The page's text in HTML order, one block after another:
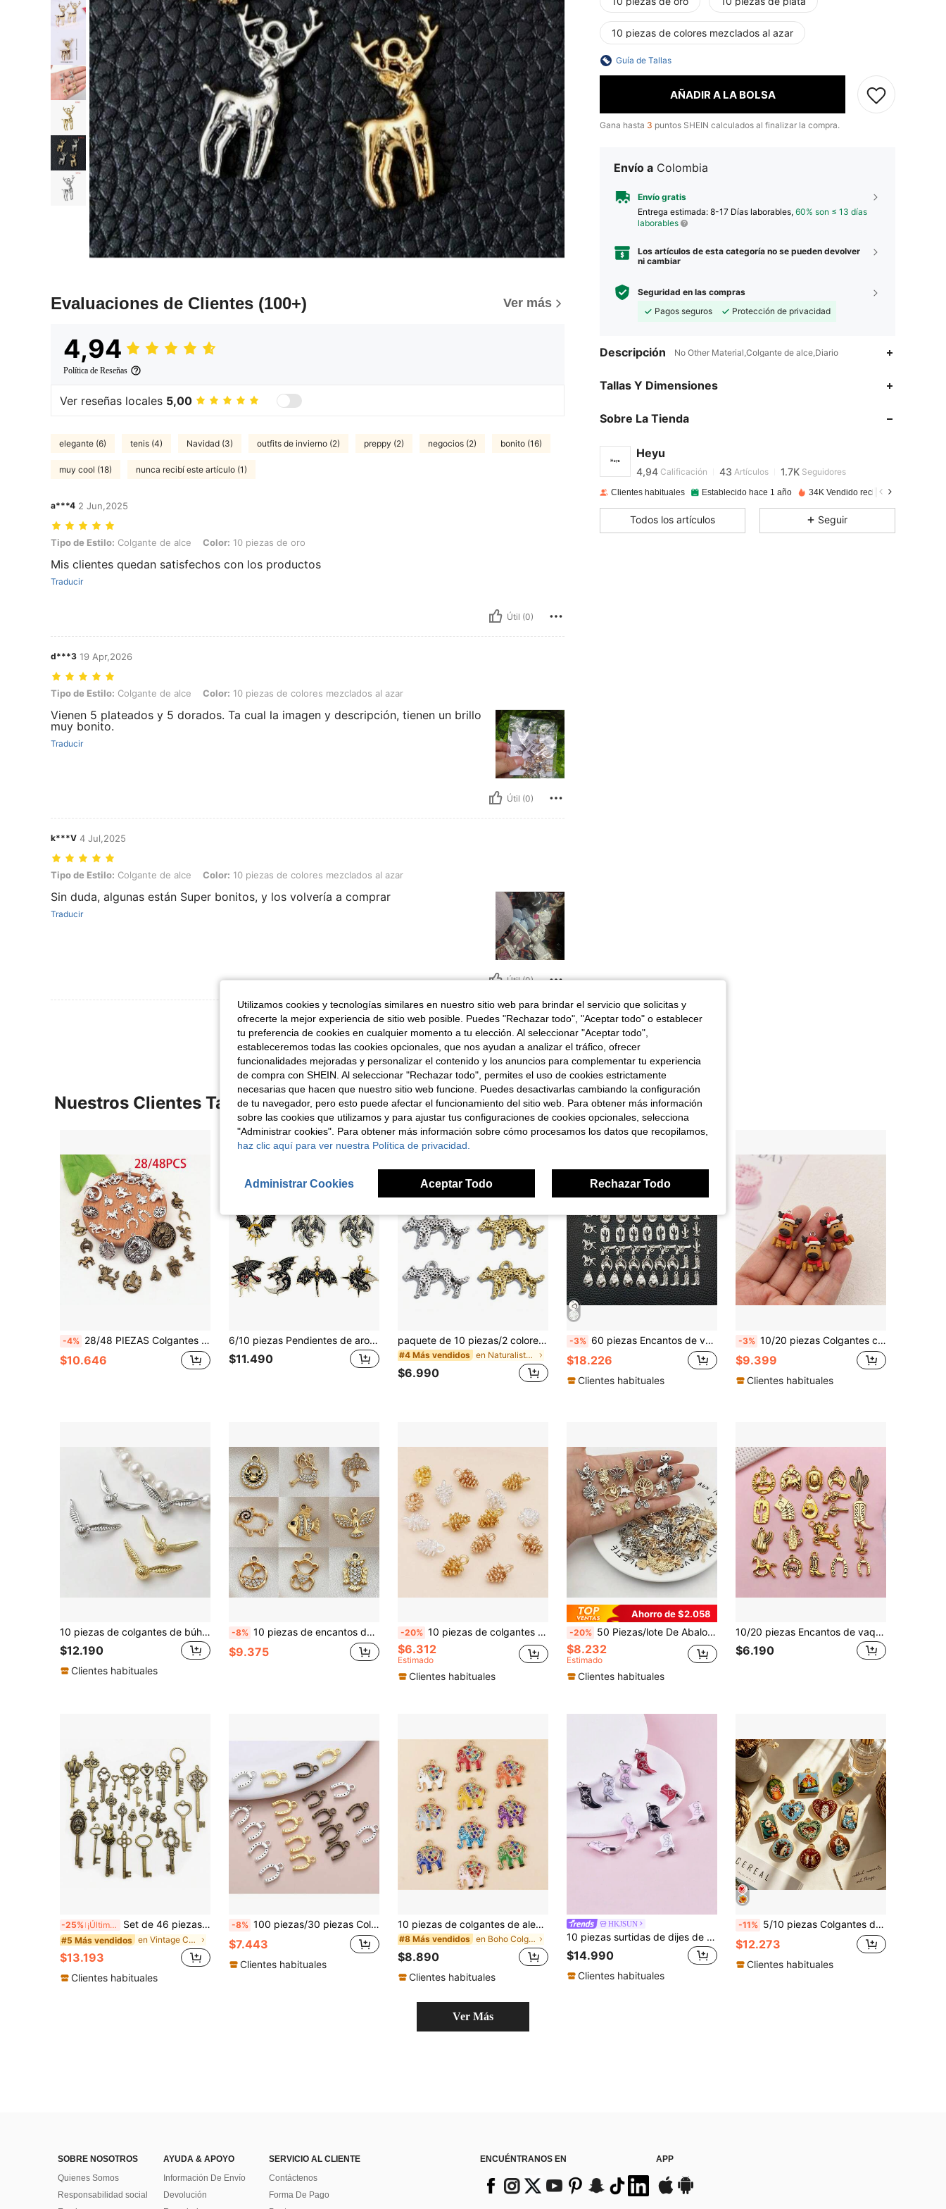
Evaluaciones de Clientes (100+) Ver más
4,94
Política de Reseñas
Ver reseñas locales 5,00
elegante (6) tenis (4) Navidad (3) outfits de invierno (2) preppy (2) negocios (2) bonito (16)
muy cool (18) nunca recibí este artículo (1)
a***4 2 Jun,2025
Tipo de Estilo: Colgante de alce, Color: 10 piezas de oro
Tipo de Estilo: Colgante de alce Color: 10 piezas de oro
Mis clientes quedan satisfechos con los productos
Traducir
Útil (0)
d***3 19 Apr,2026
Tipo de Estilo: Colgante de alce, Color: 10 piezas de colores mezclados al azar
Tipo de Estilo: Colgante de alce Color: 10 piezas de colores mezclados al azar
Vienen 5 plateados y 5 dorados. Ta cual la imagen y descripción, tienen un brillo
muy bonito.
Traducir
Útil (0)
k***V 4 Jul,2025
Tipo de Estilo: Colgante de alce, Color: 10 piezas de colores mezclados al azar
Tipo de Estilo: Colgante de alce Color: 10 piezas de colores mezclados al azar
Sin duda, algunas están Super bonitos, y los volvería a comprar
Traducir
Útil (0)
Ver Más Reseñas
10 piezas de colores mezclados al azar
Guía de Tallas
AÑADIR A LA BOLSA
Gana hasta 3 puntos SHEIN calculados al finalizar la compra.
Envío a Colombia
Envío gratis
Entrega estimada: 8-17 Días laborables, 60% son ≤ 13 días
laborables
Los artículos de esta categoría no se pueden devolver
ni cambiar
Seguridad en las compras
Pagos seguros
Protección de privacidad
Descripción No Other Material,Colgante de alce,Diario
Tallas Y Dimensiones
Sobre La Tienda
Heyu
4,94
4,94 Calificación 43 Artículos 1.7K Seguidores
4,94
Clientes habituales Establecido hace 1 año 34K Vendido recientemente
Todos los artículos Seguir
Nuestros Clientes También Vieron
-4% 28/48 PIEZAS Colgantes con forma de caballo aleatorios mezclados, Serie de caballos de aleación vintage para hacer collares, pulseras y pendientes
$10.646
6/10 piezas Pendientes de aro de aleación con esmalte de dragón, fénix, pitón, águila y ciervo en negro y blanco, accesorios para el cabello, colgantes, accesorios DIY.
$11.490
paquete de 10 piezas/2 colores 15*24mm Colgantes charms de animales 3D, elegante adorno de leopardo de doble cara para hacer joyas DIY, regalo de moda para ocasiones especiales
#4 Más vendidos en Naturalista Colgantes y dijes
$6.990
-3% 60 piezas Encantos de vaquero occidental de aleación, encantos de sombrero, cactus, botas de vaquero vintage para manualidades, suministros para hacer joyas DIY como pulseras, collares y accesorios
$18.226
Clientes habituales
-3% 10/20 piezas Colgantes con forma de reno navideño - Encantos de resina de animales, adecuados para manualidades de joyería, perfectos para aretes, llaveros y pulseras
$9.399
Clientes habituales
10 piezas de colgantes de búho volador de aleación de zinc de colores mixtos, encantadores y lindos, perfectos para joyería DIY, collares, tobilleras, pulseras, aretes, colgantes para álbum de recortes, llaveros, cadenas de suéter, cordones de teléfono, accesorios para mujeres, un regalo dulce
$12.190
Clientes habituales
-8% 10 piezas de encantos de animales chapados en oro con cristal, colgantes con forma de ciervo/delfín/búho con strass para hacer pulseras/collares y joyería DIY
$9.375
-20% 10 piezas de colgantes de piña de colores mezclados al azar, hermosos y lindos, colgantes de piña de aleación de zinc multicolor con agujeros, adecuados para hacer joyas DIY, collares, tobilleras, colgantes de llavero, fundas de teléfono, accesorios de colgante, también pueden decorar el hogar para hacerlo talla grande acogedor
$6.312
Estimado
Clientes habituales
Ahorro de $2.058
-20% 50 Piezas/lote De Abalorios Encantos De Animales De Aves De Metal Vintage Mezclados Diy Para Hacer Joyas
$8.232
Estimado
Clientes habituales
10/20 piezas Encantos de vaquero estilo occidental, de sombrero de vaquero/vaquera 3D en miniatura, encanto de caballo, de bota de doble cara para zapatillas, suministros de artesanía para hacer joyas y llaveros
$6.190
-25% ¡Últimos 3 días Set de 46 piezas de llaves antiguas con diseño de filigrana y estilo steampunk, colgantes de encantos de llaves antiguas color bronce para hacer joyería como collares y pulseras DIY
#5 Más vendidos en Vintage Colgantes y dijes
$13.193
Clientes habituales
-8% 100 piezas/30 piezas Colgante de herradura exquisito para hacer joyas de mujer, pulseras, collares
$7.443
Clientes habituales
10 piezas de colgantes de aleación con esmalte de elefante de estilo bohemio con strass de colores surtidos aleatorios, encanto de animal lindo, adecuado para la creación de joyas DIY creativas, aretes, collares, pulseras, llaveros, manualidades, accesorios de metal, perfecto para accesorios de moda e ideas de regalo, colores vibrantes y diseño intrincado, decoración de elefante
#8 Más vendidos en Boho Colgantes y dijes
$8.890
Clientes habituales
HKJSUN
10 piezas surtidas de dijes de accesorios de joyería con forma de tacón alto de aleación de zinc esmaltada para manualidades DIY
$14.990
Clientes habituales
-11% 5/10 piezas Colgantes de la serie de animales de aleación de zinc con esmalte de doble cara, adecuados para la fabricación de joyas DIY hechas a mano, collares, pulseras, pendientes, cadenas de bolsos, llaveros, accesorios de cremalleras de ropa, moda versátil y creativa, amados por los entusiastas de las joyas
$12.273
Clientes habituales
Ver Más
SOBRE NOSOTROS
Quienes Somos
Responsabilidad social
AYUDA & APOYO
Información De Envío
Devolución
SERVICIO AL CLIENTE
Contáctenos
Forma De Pago
ENCUÉNTRANOS EN APP
Utilizamos cookies y tecnologías similares en nuestro sitio web para brindar el servicio que solicitas y
ofrecerte la mejor experiencia de sitio web posible. Puedes "Rechazar todo", "Aceptar todo" o establecer
tu preferencia de cookies en cualquier momento a tu elección. Al seleccionar "Aceptar todo",
estableceremos todas las cookies opcionales, que nos ayudan a analizar el tráfico, ofrecer
funcionalidades mejoradas y personalizar el contenido y los anuncios para complementar tu experiencia
de compra con SHEIN. Al seleccionar "Rechazar todo", permites el uso de cookies estrictamente
necesarias que hacen que nuestro sitio web funcione. Puedes desactivarlas cambiando la configuración
de tu navegador, pero esto puede afectar el funcionamiento del sitio web. Para obtener más información
sobre las cookies que utilizamos y para ajustar tus configuraciones de cookies opcionales, selecciona
"Administrar cookies". Para obtener más información sobre cómo procesamos los datos que recopilamos,
haz clic aquí para ver nuestra Política de privacidad.
Administrar Cookies Aceptar Todo Rechazar Todo